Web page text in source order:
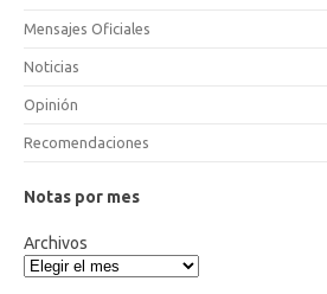
Mensajes Oficiales
Noticias
Opinión
Recomendaciones
Notas por mes
Archivos